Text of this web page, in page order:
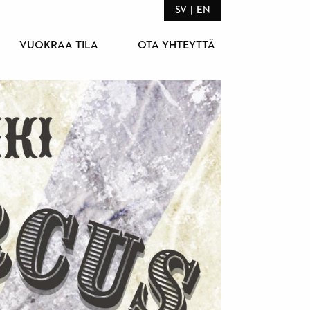
VUOKRAA TILA OTA YHTEYTTÄ
SV EN